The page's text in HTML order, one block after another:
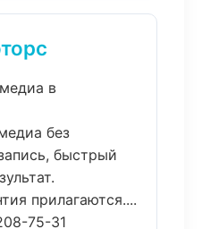
в
без
быстрый
прилагаются....
75-31